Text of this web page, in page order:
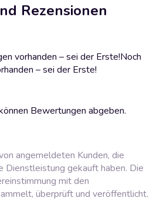
Rezensionen
vorhanden – sei der Erste!Noch
– sei der Erste!
Bewertungen abgeben.
angemeldeten Kunden, die
Dienstleistung gekauft haben. Die
mit den
überprüft und veröffentlicht.